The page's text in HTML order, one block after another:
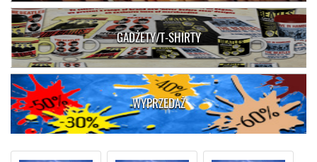
GADŻETY/T-SHIRTY
WYPRZEDAŻ